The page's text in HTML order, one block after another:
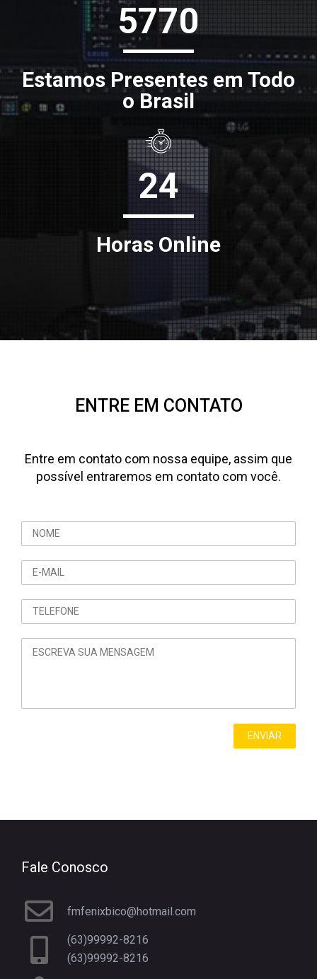
5770
Estamos Presentes em Todo
o Brasil
24
Horas Online
ENTRE EM CONTATO
Entre em contato com nossa equipe, assim que
possível entraremos em contato com você.
Fale Conosco
fmfenixbico@hotmail.com
(63)99992-8216
(63)99992-8216